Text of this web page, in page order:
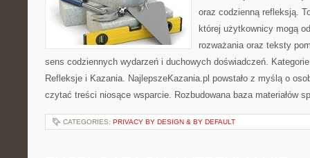
oraz codzienną refleksją.
której użytkownicy mogą
rozważania oraz teksty
sens codziennych wydarzeń i duchowych doświadczeń.
Refleksje i Kazania. NajlepszeKazania.pl powstało z myślą o
czytać treści niosące wsparcie. Rozbudowana baza materiałów
CATEGORIES: PRIVACY BY DESIGN & BY DEFAULT